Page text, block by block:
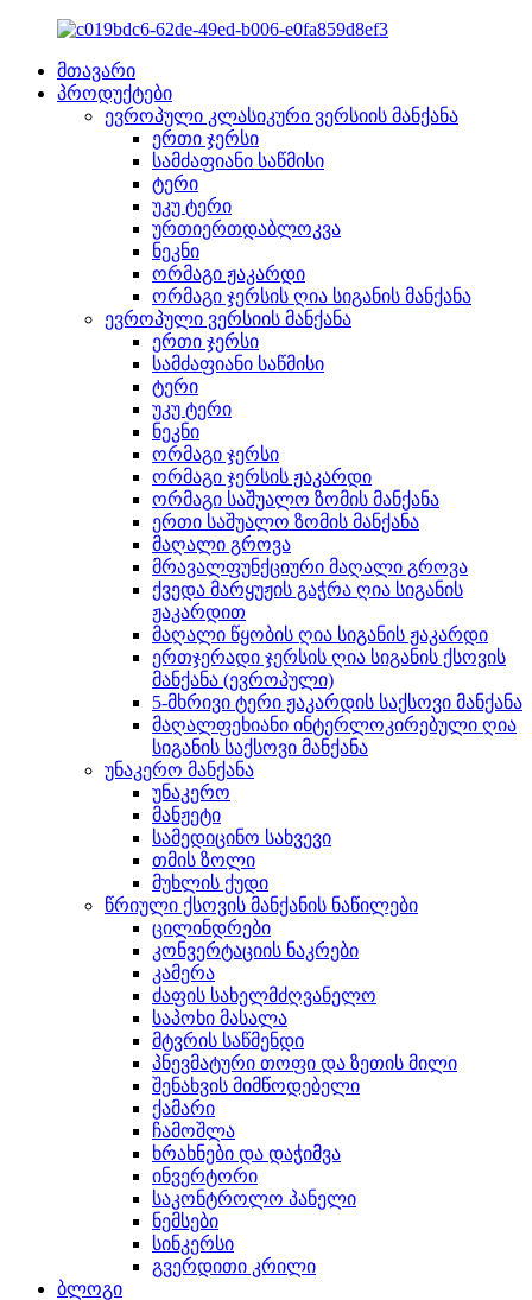
მთავარი
პროდუქტები
ევროპული კლასიკური ვერსიის მანქანა
ერთი ჯერსი
სამძაფიანი საწმისი
ტერი
უკუ ტერი
ურთიერთდაბლოკვა
ნეკნი
ორმაგი ჟაკარდი
ორმაგი ჯერსის ღია სიგანის მანქანა
ევროპული ვერსიის მანქანა
ერთი ჯერსი
სამძაფიანი საწმისი
ტერი
უკუ ტერი
ნეკნი
ორმაგი ჯერსი
ორმაგი ჯერსის ჟაკარდი
ორმაგი საშუალო ზომის მანქანა
ერთი საშუალო ზომის მანქანა
მაღალი გროვა
მრავალფუნქციური მაღალი გროვა
ქვედა მარყუჟის გაჭრა ღია სიგანის
ჟაკარდით
მაღალი წყობის ღია სიგანის ჟაკარდი
ერთჯერადი ჯერსის ღია სიგანის ქსოვის
მანქანა (ევროპული)
5-მხრივი ტერი ჟაკარდის საქსოვი მანქანა
მაღალფეხიანი ინტერლოკირებული ღია
სიგანის საქსოვი მანქანა
უნაკერო მანქანა
უნაკერო
მანჟეტი
სამედიცინო სახვევი
თმის ზოლი
მუხლის ქუდი
წრიული ქსოვის მანქანის ნაწილები
ცილინდრები
კონვერტაციის ნაკრები
კამერა
ძაფის სახელმძღვანელო
საპოხი მასალა
მტვრის საწმენდი
პნევმატური თოფი და ზეთის მილი
შენახვის მიმწოდებელი
ქამარი
ჩამოშლა
ხრახნები და დაჭიმვა
ინვერტორი
საკონტროლო პანელი
ნემსები
სინკერსი
გვერდითი კრილი
ბლოგი